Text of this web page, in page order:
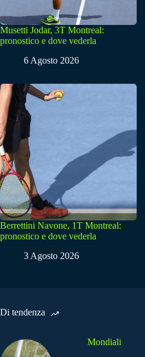
Musetti Jodar, 3T Montreal:
pronostico e dove vederla
6 Agosto 2026
Berrettini Navone, 1T Montreal:
pronostico e dove vederla
3 Agosto 2026
Di tendenza
Mondiali